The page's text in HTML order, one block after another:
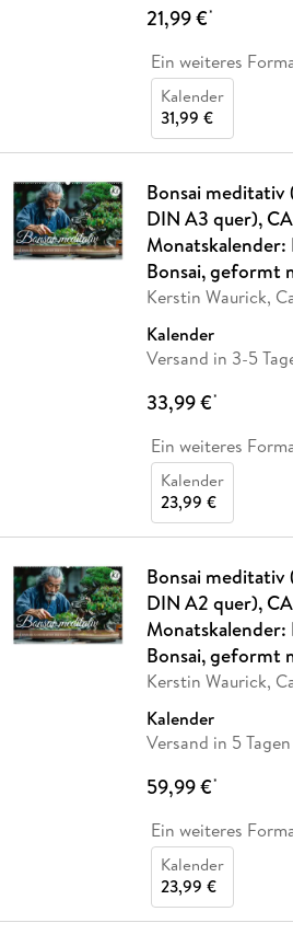
21,99 €*
Ein weiteres
Kalender
31,99 €
Bonsai meditativ
DIN A3 quer),
Bonsai, geformt
Kerstin Waurick,
Kalender
Versand in 3-5
33,99 €*
Ein weiteres
Kalender
23,99 €
Bonsai meditativ
DIN A2 quer),
Bonsai, geformt
Kerstin Waurick,
Kalender
Versand in 5 Tagen
59,99 €*
Ein weiteres
Kalender
23,99 €